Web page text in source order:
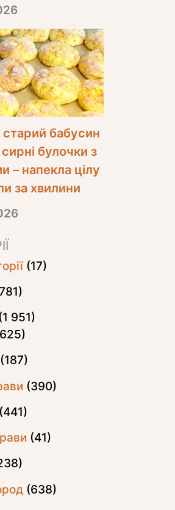
старий бабусин
булочки з
– напекла цілу
за хвилини
(17)
(1 951)
(187)
(390)
(441)
(41)
(638)